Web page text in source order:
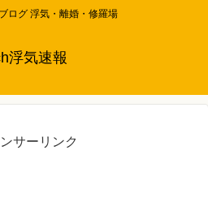
ログ 浮気・離婚・修羅場
浮気速報
サーリンク